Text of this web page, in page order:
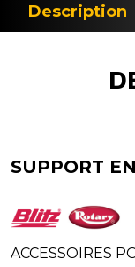
Description
SUPPORT
ACCESSOIRES